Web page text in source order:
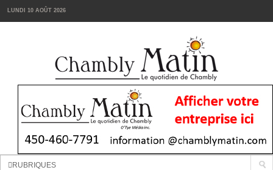
LUNDI 10 AOÛT 2026
RUBRIQUES